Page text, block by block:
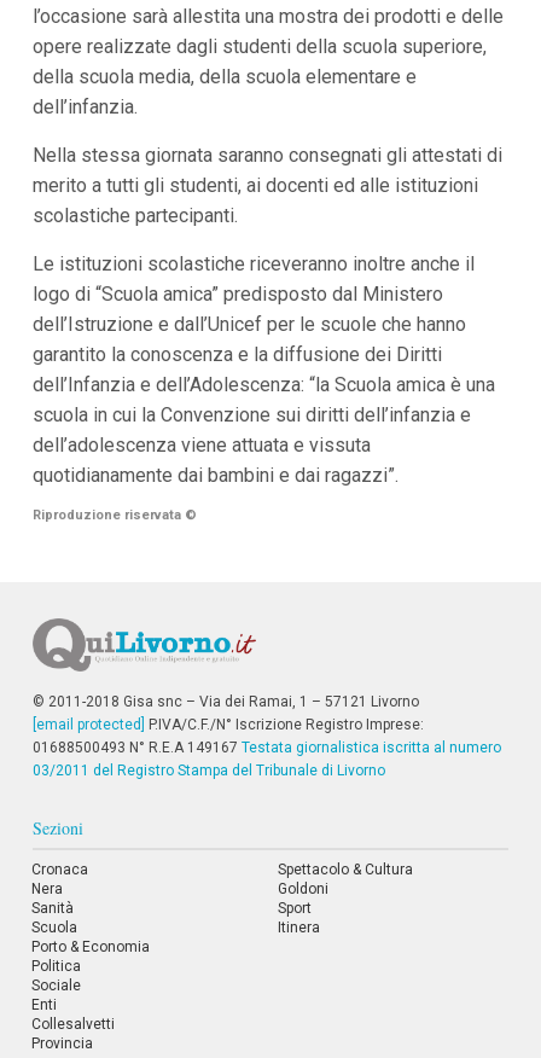
l’occasione sarà allestita una mostra dei prodotti e delle
opere realizzate dagli studenti della scuola superiore,
della scuola media, della scuola elementare e
dell’infanzia.
Nella stessa giornata saranno consegnati gli attestati di
merito a tutti gli studenti, ai docenti ed alle istituzioni
scolastiche partecipanti.
Le istituzioni scolastiche riceveranno inoltre anche il
logo di “Scuola amica” predisposto dal Ministero
dell’Istruzione e dall’Unicef per le scuole che hanno
garantito la conoscenza e la diffusione dei Diritti
dell’Infanzia e dell’Adolescenza: “la Scuola amica è una
scuola in cui la Convenzione sui diritti dell’infanzia e
dell’adolescenza viene attuata e vissuta
quotidianamente dai bambini e dai ragazzi”.
Riproduzione riservata ©
© 2011-2018 Gisa snc – Via dei Ramai, 1 – 57121 Livorno
[email protected]
P.IVA/C.F./N° Iscrizione Registro Imprese:
01688500493 N° R.E.A 149167 Testata giornalistica iscritta al numero
03/2011 del Registro Stampa del Tribunale di Livorno
Sezioni
Cronaca
Nera
Sanità
Scuola
Porto & Economia
Politica
Sociale
Enti
Collesalvetti
Provincia
Spettacolo & Cultura
Goldoni
Sport
Itinera